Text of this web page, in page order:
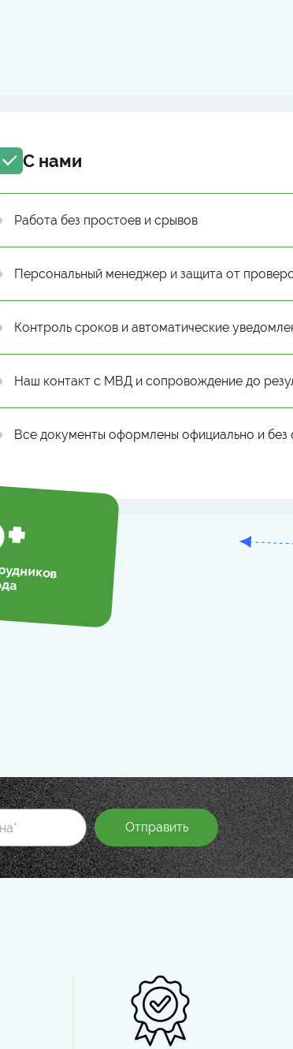
С нами
Работа без простоев и срывов
Персональный менеджер и защита от
Контроль сроков и автоматические
Наш контакт с МВД и сопровождение до
Все документы оформлены официально и без
+
Отправить